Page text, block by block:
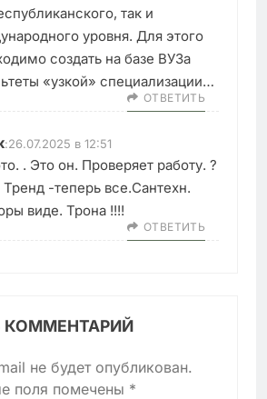
так и
уровня. Для этого
создать на базе ВУЗа
«узкой» специализации…
ОТВЕТИТЬ
:26.07.2025 в 12:51
. Это он. Проверяет работу. ?
-теперь все.Сантехн.
виде. Трона !!!!
ОТВЕТИТЬ
КОММЕНТАРИЙ
не будет опубликован.
поля помечены *